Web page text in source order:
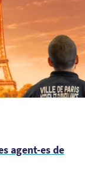
agent-es de